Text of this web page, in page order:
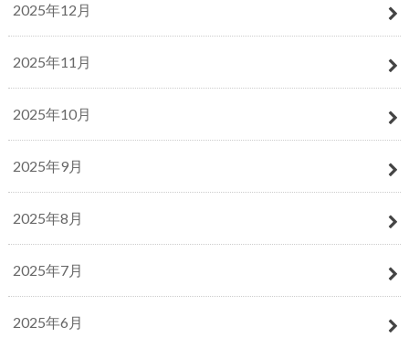
2025年12月
2025年11月
2025年10月
2025年9月
2025年8月
2025年7月
2025年6月